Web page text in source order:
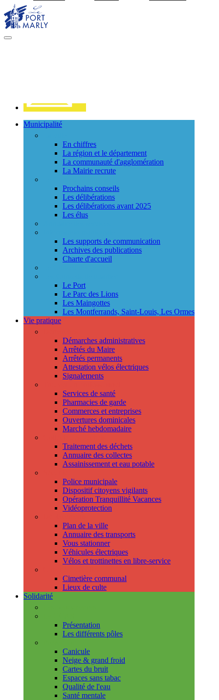
MENU
Municipalité
En chiffres
La région et le département
La communauté d'agglomération
La Mairie recrute
Prochains conseils
Les délibérations
Les délibérations avant 2025
Les élus
Les supports de communication
Archives des publications
Charte d'accueil
Le Port
Le Parc des Lions
Les Maingottes
Les Montferrands, Saint-Louis, Les Ormes
Vie pratique
Démarches administratives
Arrêtés du Maire
Arrêtés permanents
Attestation vélos électriques
Signalements
Services de santé
Pharmacies de garde
Commerces et entreprises
Ouvertures dominicales
Marché hebdomadaire
Traitement des déchets
Annuaire des collectes
Assainissement et eau potable
Police municipale
Dispositif citoyens vigilants
Opération Tranquillité Vacances
Vidéoprotection
Plan de la ville
Annuaire des transports
Vous stationner
Véhicules électriques
Vélos et trottinettes en libre-service
Cimetière communal
Lieux de culte
Solidarité
Présentation
Les différents pôles
Canicule
Neige & grand froid
Cartes du bruit
Espaces sans tabac
Qualité de l'eau
Santé mentale